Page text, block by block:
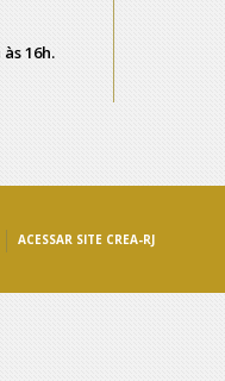
16h.
ACESSAR SITE CREA-RJ